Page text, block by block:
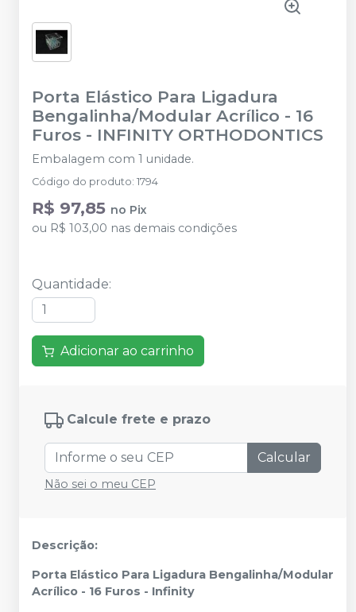
Porta Elástico Para Ligadura
Bengalinha/Modular Acrílico - 16
Furos - INFINITY ORTHODONTICS
Embalagem com 1 unidade.
Código do produto: 1794
R$ 97,85 no Pix
ou R$ 103,00 nas demais condições
Quantidade:
Adicionar ao carrinho
Calcule frete e prazo
Calcular
Não sei o meu CEP
Descrição:
Porta Elástico Para Ligadura Bengalinha/Modular
Acrílico - 16 Furos - Infinity